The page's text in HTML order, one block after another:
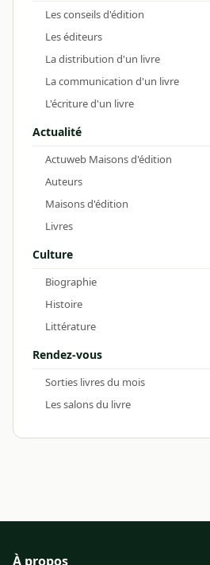
Les conseils d'édition
Les éditeurs
La distribution d'un livre
La communication d'un livre
L'écriture d'un livre
Actualité
Actuweb Maisons d'édition
Auteurs
Maisons d'édition
Livres
Culture
Biographie
Histoire
Littérature
Rendez-vous
Sorties livres du mois
Les salons du livre
À propos